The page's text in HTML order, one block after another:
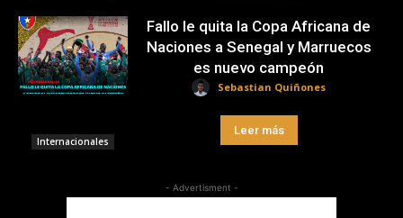
Internacionales
Fallo le quita la Copa Africana de
Naciones a Senegal y Marruecos
es nuevo campeón
Sebastian Quiñones
Leer más
- Advertisment -